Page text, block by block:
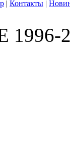
| Контакты |
1996-